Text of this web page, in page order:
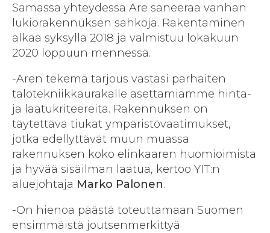
Samassa yhteydessä Are saneeraa vanhan
lukiorakennuksen sähköjä. Rakentaminen
alkaa syksyllä 2018 ja valmistuu lokakuun
2020 loppuun mennessä.
-Aren tekemä tarjous vastasi parhaiten
talotekniikkaurakalle asettamiamme hinta-
ja laatukriteereitä. Rakennuksen on
täytettävä tiukat ympäristövaatimukset,
jotka edellyttävät muun muassa
rakennuksen koko elinkaaren huomioimista
ja hyvää sisäilman laatua, kertoo YIT:n
aluejohtaja Marko Palonen.
-On hienoa päästä toteuttamaan Suomen
ensimmäistä joutsenmerkittyä